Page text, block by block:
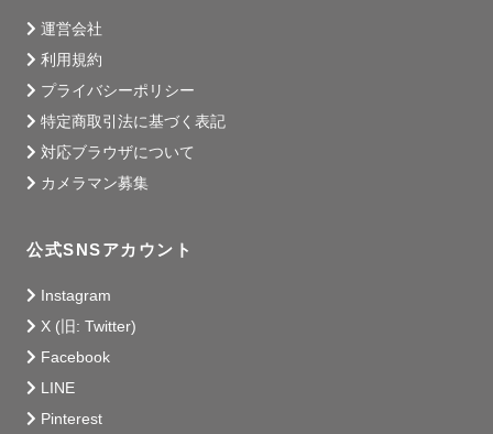
運営会社
利用規約
プライバシーポリシー
特定商取引法に基づく表記
対応ブラウザについて
カメラマン募集
公式SNSアカウント
Instagram
X (旧: Twitter)
Facebook
LINE
Pinterest